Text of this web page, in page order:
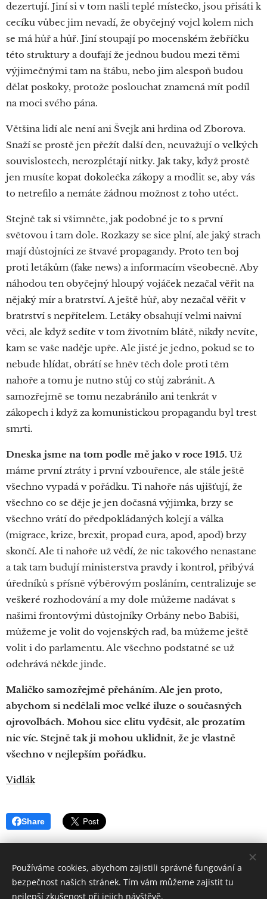
dezertují. Jiní si v tom našli teplé místečko, jsou přisáti k
cecíku vůbec jim nevadí, že obyčejný vojcl kolem nich
se má hůř a hůř. Jiní stoupají po mocenském žebříčku
této struktury a doufají že jednou budou mezi těmi
výjimečnými tam na štábu, nebo jim alespoň budou
dělat poskoky, protože poslouchat znamená mít podíl
na moci svého pána.
Většina lidí ale není ani Švejk ani hrdina od Zborova.
Snaží se prostě jen přežít další den, neuvažují o velkých
souvislostech, nerozplétají nitky. Jak taky, když prostě
jen musíte kopat dokolečka zákopy a modlit se, aby vás
to netrefilo a nemáte žádnou možnost z toho utéct.
Stejně tak si všimněte, jak podobné je to s první
světovou i tam dole. Rozkazy se sice plní, ale jaký strach
mají důstojníci ze štvavé propagandy. Proto ten boj
proti letákům (fake news) a informacím všeobecně. Aby
náhodou ten obyčejný hloupý vojáček nezačal věřit na
nějaký mír a bratrství. A ještě hůř, aby nezačal věřit v
bratrství s nepřítelem. Letáky obsahují velmi naivní
věci, ale když sedíte v tom životním blátě, nikdy nevíte,
kam se vaše naděje upře. Ale jisté je jedno, pokud se to
nebude hlídat, obrátí se hněv těch dole proti těm
nahoře a tomu je nutno stůj co stůj zabránit. A
samozřejmě se tomu nezabránilo ani tenkrát v
zákopech i když za komunistickou propagandu byl trest
smrti.
Dneska jsme na tom podle mě jako v roce 1915. Už
máme první ztráty i první vzbouřence, ale stále ještě
všechno vypadá v pořádku. Ti nahoře nás ujišťují, že
všechno co se děje je jen dočasná výjimka, brzy se
všechno vrátí do předpokládaných kolejí a válka
(migrace, krize, brexit, propad eura, apod, apod) brzy
skončí. Ale ti nahoře už vědí, že nic takového nenastane
a tak tam budují ministerstva pravdy i kontrol, přibývá
úředníků s přísně výběrovým posláním, centralizuje se
veškeré rozhodování a my dole můžeme nadávat s
našimi frontovými důstojníky Orbány nebo Babiši,
můžeme je volit do vojenských rad, ba můžeme ještě
volit i do parlamentu. Ale všechno podstatné se už
odehrává někde jinde.
Maličko samozřejmě přeháním. Ale jen proto,
abychom si nedělali moc velké iluze o současných
ojrovolbách. Mohou sice elitu vyděsit, ale prozatím
nic víc. Stejně tak ji mohou uklidnit, že je vlastně
všechno v nejlepším pořádku.
Vidlák
Share
Používáme cookies, abychom zajistili správné fungování a
bezpečnost našich stránek. Tím vám můžeme zajistit tu
nejlepší zkušenost při jejich návštěvě.